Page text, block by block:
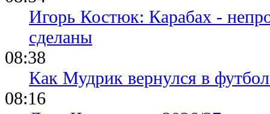
Игорь Костюк: Карабах -
сделаны
08:38
Как Мудрик вернулся в
08:16